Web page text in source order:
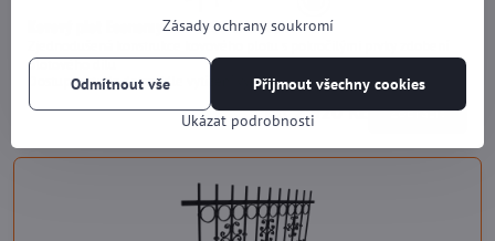
Kovový plot Economy TVA SP00 HARMONY
plotového dílu
Dostupnost:Na dotaz (dle vytížení výroby)
od 2 320 Kč Zobrazit
Zásady ochrany soukromí
Ukázat podrobnosti
Přijmout všechny cookies
Odmítnout vše